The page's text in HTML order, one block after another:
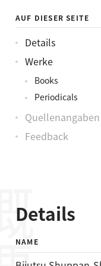
AUF DIESER SEITE
Details
Werke
Books
Periodicals
Quellenangaben
Feedback
Details
概要
NAME